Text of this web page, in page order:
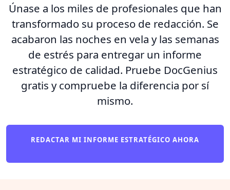
Únase a los miles de profesionales que han
transformado su proceso de redacción. Se
acabaron las noches en vela y las semanas
de estrés para entregar un informe
estratégico de calidad. Pruebe DocGenius
gratis y compruebe la diferencia por sí
mismo.
REDACTAR MI INFORME ESTRATÉGICO AHORA